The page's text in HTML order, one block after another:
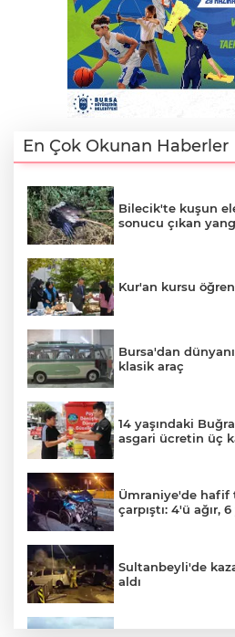
En Çok Okunan Haberler
Bilecik'te kuşun
sonucu çıkan
Kur'an kursu
Bursa'dan
klasik araç
14 yaşındaki
asgari ücretin üç
Ümraniye'de hafif
çarpıştı: 4'ü ağır, 6
Sultanbeyli'de
aldı